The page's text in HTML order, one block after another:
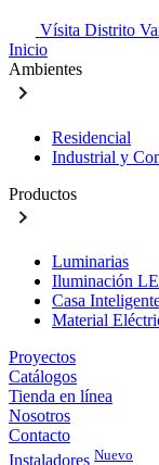
Vísita Distrito
Inicio
Ambientes
Residencial
Industrial y
Productos
Luminarias
Iluminación
Casa
Material
Proyectos
Catálogos
Tienda en línea
Nosotros
Contacto
Instaladores Nuevo